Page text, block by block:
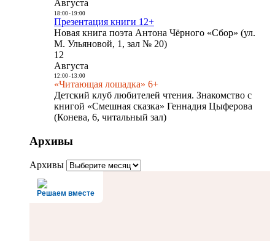
Августа
18:00- 19:00
Презентация книги 12+
Новая книга поэта Антона Чёрного «Сбор» (ул.
М. Ульяновой, 1, зал № 20)
12
Августа
12:00- 13:00
«Читающая лошадка» 6+
Детский клуб любителей чтения. Знакомство с
книгой «Смешная сказка» Геннадия Цыферова
(Конева, 6, читальный зал)
Архивы
Архивы
Решаем вместе